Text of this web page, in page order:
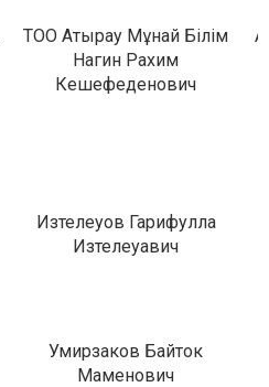
ТОО Атырау Мұнай Білім
Нагин Рахим
Кешефеденович
Изтелеуов Гарифулла
Изтелеуавич
Умирзаков Байток
Маменович